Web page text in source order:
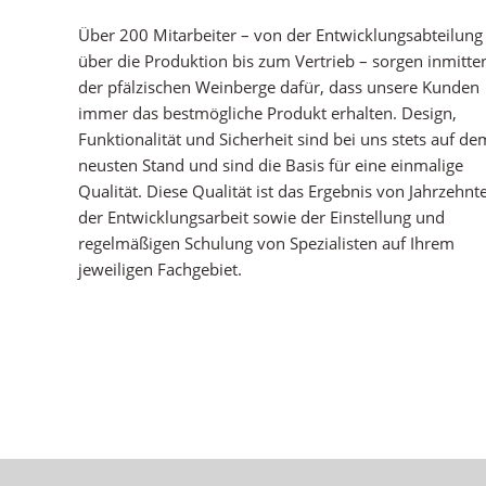
Über 200 Mitarbeiter – von der Entwicklungsabteilung
über die Produktion bis zum Vertrieb – sorgen
der pfälzischen Weinberge dafür, dass unsere Kunden
immer das bestmögliche Produkt erhalten. Design,
Funktionalität und Sicherheit sind bei uns stets auf
neusten Stand und sind die Basis für eine einmalige
Qualität. Diese Qualität ist das Ergebnis von
der Entwicklungsarbeit sowie der Einstellung und
regelmäßigen Schulung von Spezialisten auf Ihrem
jeweiligen Fachgebiet.